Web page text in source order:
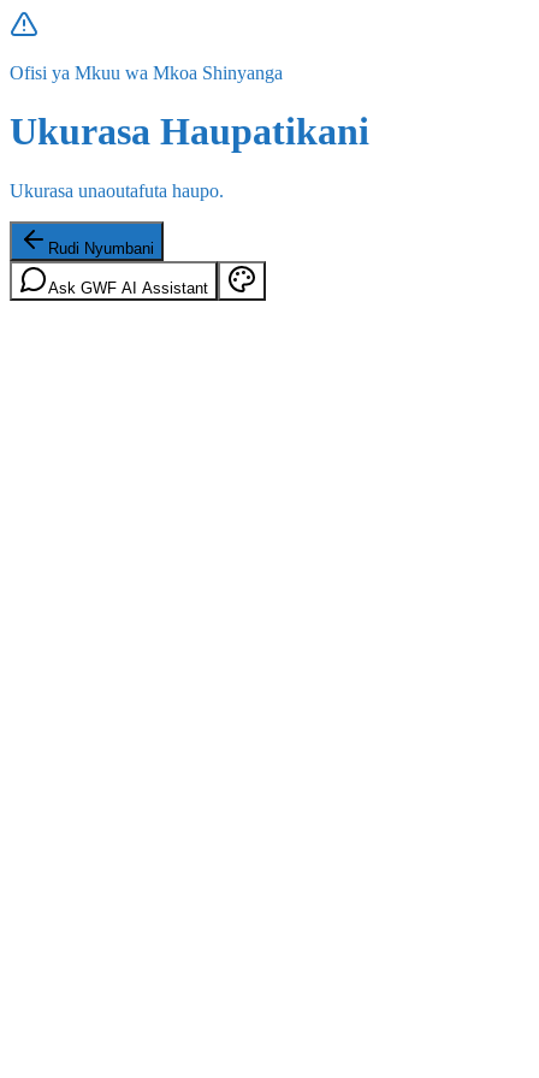
Ofisi ya Mkuu wa Mkoa Shinyanga
Ukurasa Haupatikani
Ukurasa unaoutafuta haupo.
Rudi Nyumbani
Ask GWF AI Assistant